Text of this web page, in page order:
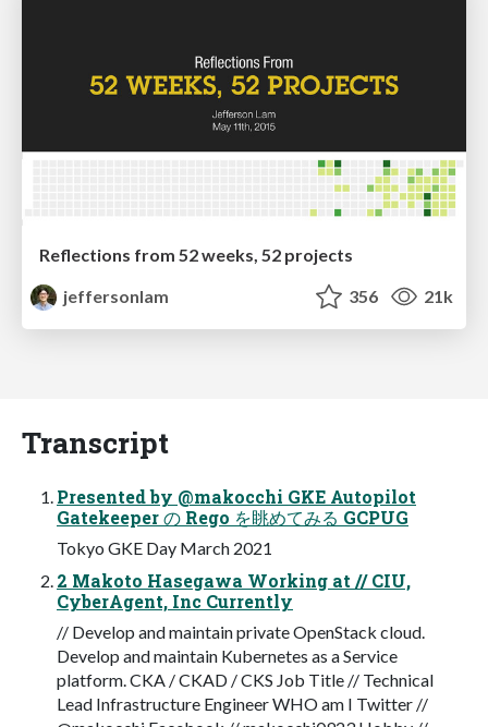
Reflections from 52 weeks, 52 projects
jeffersonlam
356 21k
Transcript
Presented by @makocchi GKE Autopilot
Gatekeeper の Rego を眺めてみる GCPUG
Tokyo GKE Day March 2021
2 Makoto Hasegawa Working at // CIU,
CyberAgent, Inc Currently
// Develop and maintain private OpenStack cloud.
Develop and maintain Kubernetes as a Service
platform. CKA / CKAD / CKS Job Title // Technical
Lead Infrastructure Engineer WHO am I Twitter //